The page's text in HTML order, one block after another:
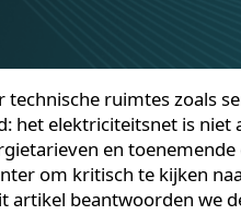
technische ruimtes
het